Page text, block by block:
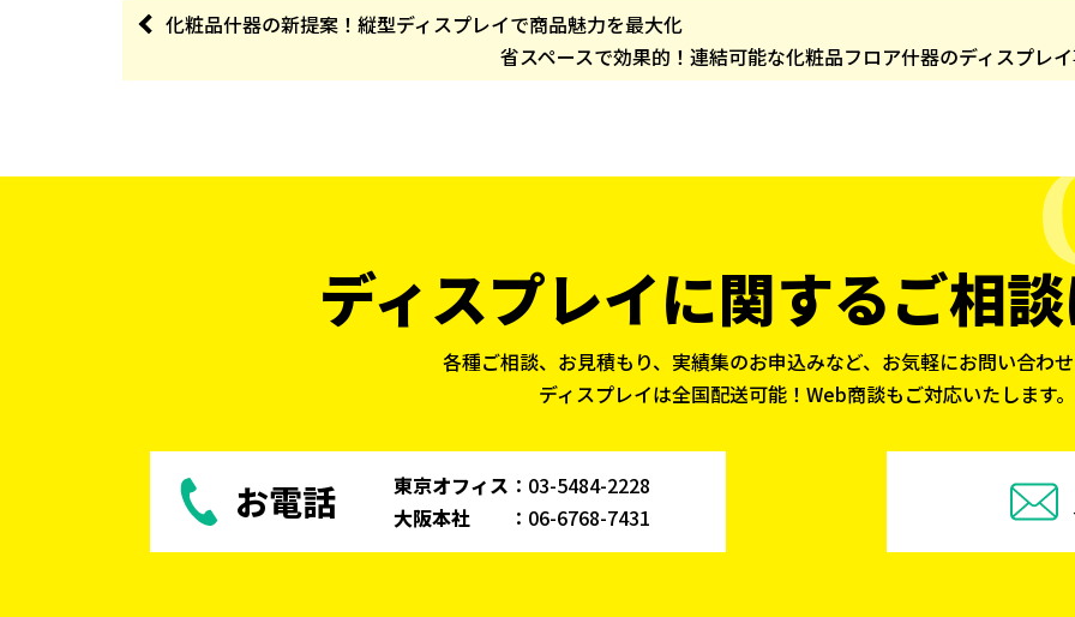
化粧品什器の新提案！縦型ディスプレイで商品魅力を最大化
省スペースで効果的！連結可能な化粧品フロア什器のディスプレ
ディスプレイに関するご相
各種ご相談、お見積もり、実績集のお申込みなど、お気軽にお問い合わ
ディスプレイは全国配送可能！Web商談もご対応いたします。
お電話 東京オフィス ： 03-5484-2228
大阪本社
： 06-6768-7431